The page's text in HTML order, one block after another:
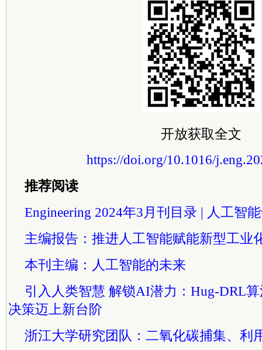
开放获取全文
https://doi.org/10.1016/
推荐阅读
Engineering 2024年3月刊目录 | 人工智
主编报告：推进人工智能赋能新型工业
本刊主编：人工智能的未来
引入人类智慧 解锁AI潜力：Hug-DRL
决策迈上新台阶
浙江大学研究团队：二氧化碳捕集、利